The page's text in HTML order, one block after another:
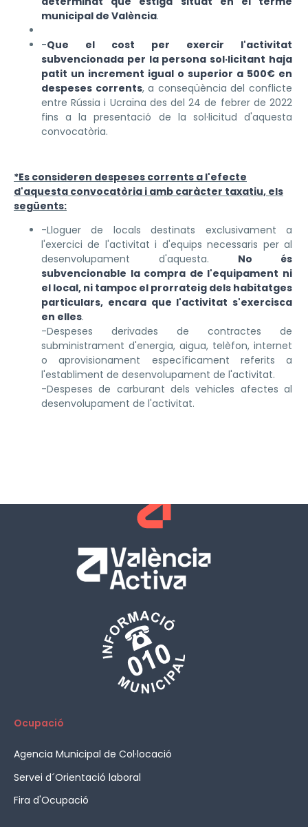
municipal de València.
-Que el cost per exercir l'activitat
subvencionada per la persona sol·licitant haja
patit un increment igual o superior a 500€ en
despeses corrents, a conseqüència del conflicte
entre Rússia i Ucraïna des del 24 de febrer de 2022
fins a la presentació de la sol·licitud d'aquesta
convocatòria.
*Es consideren despeses corrents a l'efecte
d'aquesta convocatòria i amb caràcter taxatiu, els
següents:
-Lloguer de locals destinats exclusivament a
l'exercici de l'activitat i d'equips necessaris per al
desenvolupament d'aquesta. No és
subvencionable la compra de l'equipament ni
el local, ni tampoc el prorrateig dels habitatges
particulars, encara que l'activitat s'exercisca
en elles.
-Despeses derivades de contractes de
subministrament d'energia, aigua, telèfon, internet
o aprovisionament específicament referits a
l'establiment de desenvolupament de l'activitat.
-Despeses de carburant dels vehicles afectes al
desenvolupament de l'activitat.
Ocupació
Agencia Municipal de Col·locació
Servei d´Orientació laboral
Fira d'Ocupació